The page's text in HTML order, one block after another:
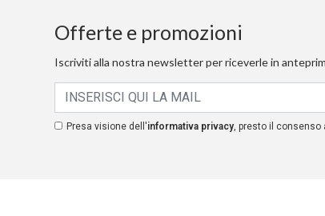
Offerte e promozioni
Iscriviti alla nostra newsletter per riceverle in
Presa visione dell'informativa privacy, presto il consenso